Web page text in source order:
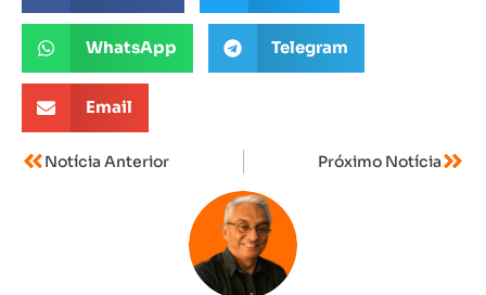
WhatsApp Telegram
Email
Notícia Anterior Próximo Notícia